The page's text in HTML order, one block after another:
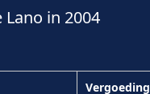
in 2004
Vergoeding